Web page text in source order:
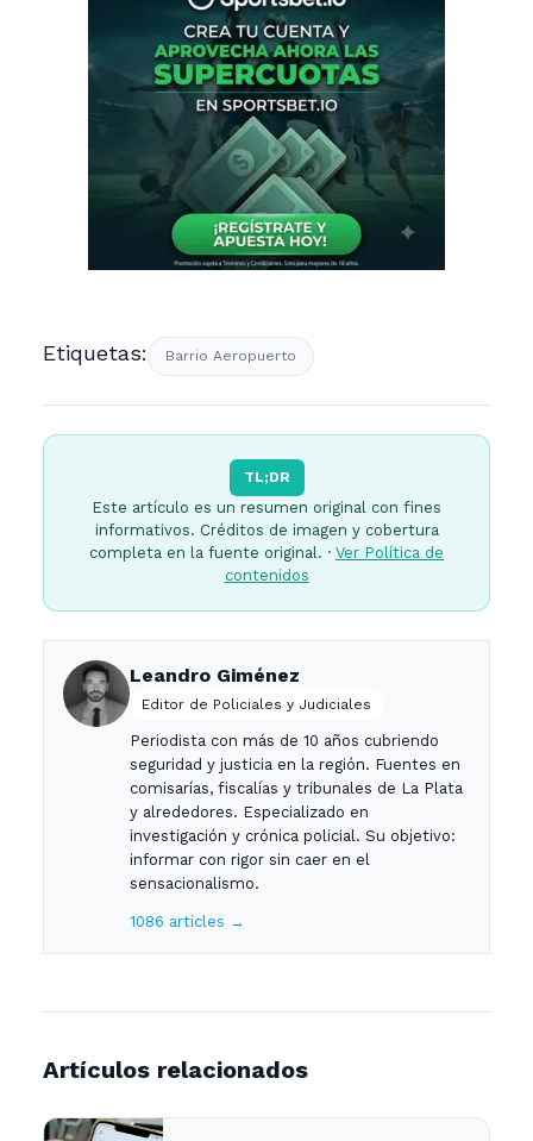
Etiquetas: Barrio Aeropuerto
TL;DR
Este artículo es un resumen original con fines
informativos. Créditos de imagen y cobertura
completa en la fuente original. · Ver Política de
contenidos
Leandro Giménez
Editor de Policiales y Judiciales
Periodista con más de 10 años cubriendo
seguridad y justicia en la región. Fuentes en
comisarías, fiscalías y tribunales de La Plata
y alrededores. Especializado en
investigación y crónica policial. Su objetivo:
informar con rigor sin caer en el
sensacionalismo.
1086 articles →
Artículos relacionados